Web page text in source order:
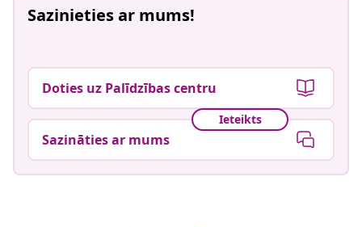
Doties uz Palīdzības centru
Sazināties ar mums